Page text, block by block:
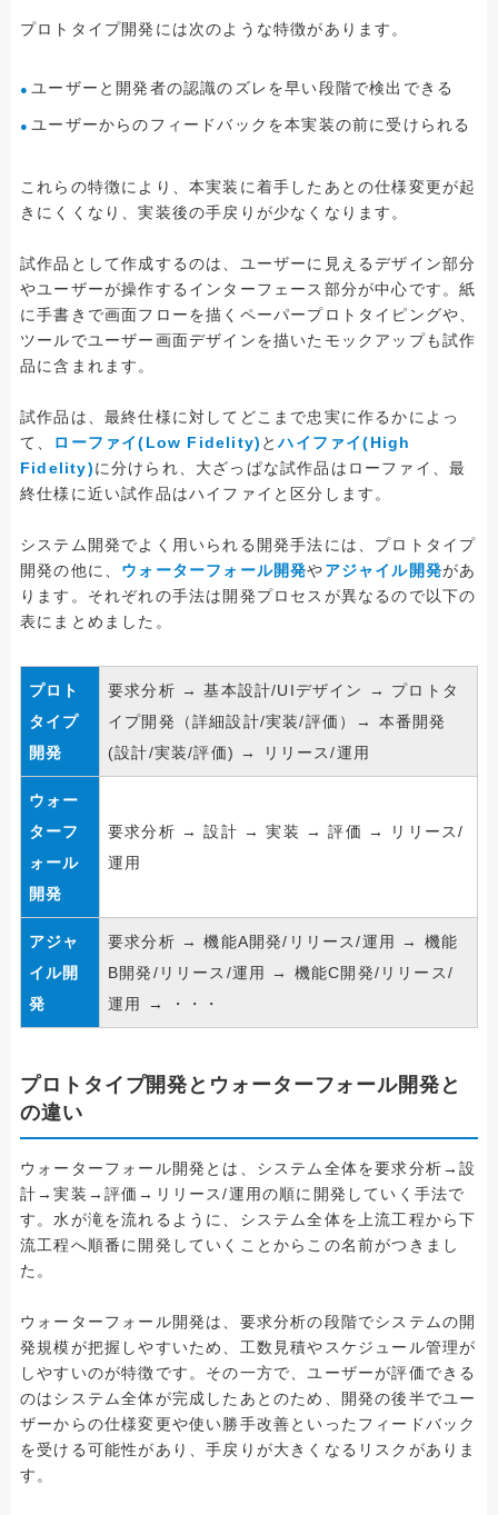
プロトタイプ開発には次のような特徴があります。
ユーザーと開発者の認識のズレを早い段階で検出できる
ユーザーからのフィードバックを本実装の前に受けられる
これらの特徴により、本実装に着手したあとの仕様変更が起
きにくくなり、実装後の手戻りが少なくなります。
試作品として作成するのは、ユーザーに見えるデザイン部分
やユーザーが操作するインターフェース部分が中心です。紙
に手書きで画面フローを描くペーパープロトタイピングや、
ツールでユーザー画面デザインを描いたモックアップも試作
品に含まれます。
試作品は、最終仕様に対してどこまで忠実に作るかによっ
て、 ローファイ(Low Fidelity) とハイファイ(High
Fidelity)に分けられ、大ざっぱな試作品はローファイ、最
終仕様に近い試作品はハイファイと区分します。
システム開発でよく用いられる開発手法には、プロトタイプ
開発の他に、 ウォーターフォール開発やアジャイル開発があ
ります。それぞれの手法は開発プロセスが異なるので以下の
表にまとめました。
プロト
タイプ
開発
要求分析 → 基本設計/UIデザイン → プロトタ
イプ開発（詳細設計/実装/評価）→ 本番開発
(設計/実装/評価) → リリース/運用
ウォー
ターフ
ォール
開発
要求分析 → 設計 → 実装 → 評価 → リリース/
運用
アジャ
イル開
発
要求分析 → 機能A開発/リリース/運用 → 機能
B開発/リリース/運用 → 機能C開発/リリース/
運用 → ・・・
プロトタイプ開発とウォーターフォール開発と
の違い
ウォーターフォール開発とは、システム全体を要求分析→設
計→実装→評価→リリース/運用の順に開発していく手法で
す。水が滝を流れるように、システム全体を上流工程から下
流工程へ順番に開発していくことからこの名前がつきまし
た。
ウォーターフォール開発は、要求分析の段階でシステムの開
発規模が把握しやすいため、工数見積やスケジュール管理が
しやすいのが特徴です。その一方で、ユーザーが評価できる
のはシステム全体が完成したあとのため、開発の後半でユー
ザーからの仕様変更や使い勝手改善といったフィードバック
を受ける可能性があり、手戻りが大きくなるリスクがありま
す。